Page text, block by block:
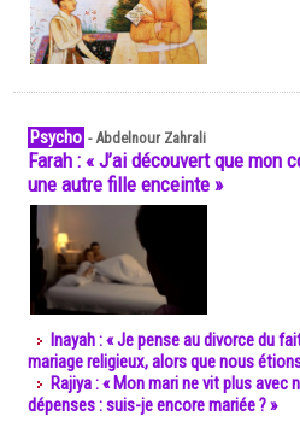
Psycho -Abdelnour Zahrali
Farah : « J’ai découvert que mon
une autre fille enceinte »
Inayah : « Je pense au divorce du
mariage religieux, alors que nous
Rajiya : « Mon mari ne vit plus avec
dépenses : suis-je encore mariée ? »